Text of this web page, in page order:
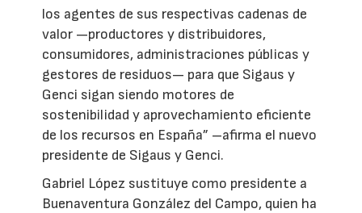
los agentes de sus respectivas cadenas de
valor —productores y distribuidores,
consumidores, administraciones públicas y
gestores de residuos— para que Sigaus y
Genci sigan siendo motores de
sostenibilidad y aprovechamiento eficiente
de los recursos en España” –afirma el nuevo
presidente de Sigaus y Genci.
Gabriel López sustituye como presidente a
Buenaventura González del Campo, quien ha